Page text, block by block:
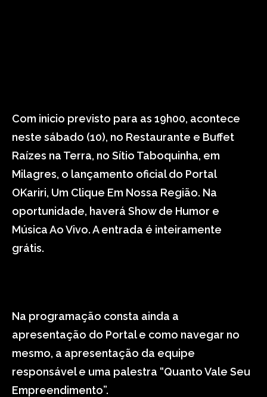
Com inicio previsto para as 19h00, acontece
neste sábado (10), no Restaurante e Buffet
Raízes na Terra, no Sítio Taboquinha, em
Milagres, o lançamento oficial do Portal
OKariri, Um Clique Em Nossa Região. Na
oportunidade, haverá Show de Humor e
Música Ao Vivo. A entrada é inteiramente
grátis.
Na programação consta ainda a
apresentação do Portal e como navegar no
mesmo, a apresentação da equipe
responsável e uma palestra “Quanto Vale Seu
Empreendimento”.